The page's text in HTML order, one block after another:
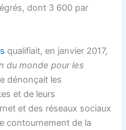
dont 3 600 par
qualifiait, en janvier 2017,
du monde pour les
dénonçait les
et de leurs
et des réseaux sociaux
contournement de la